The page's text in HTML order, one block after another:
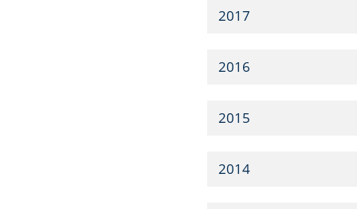
2017
2016
2015
2014